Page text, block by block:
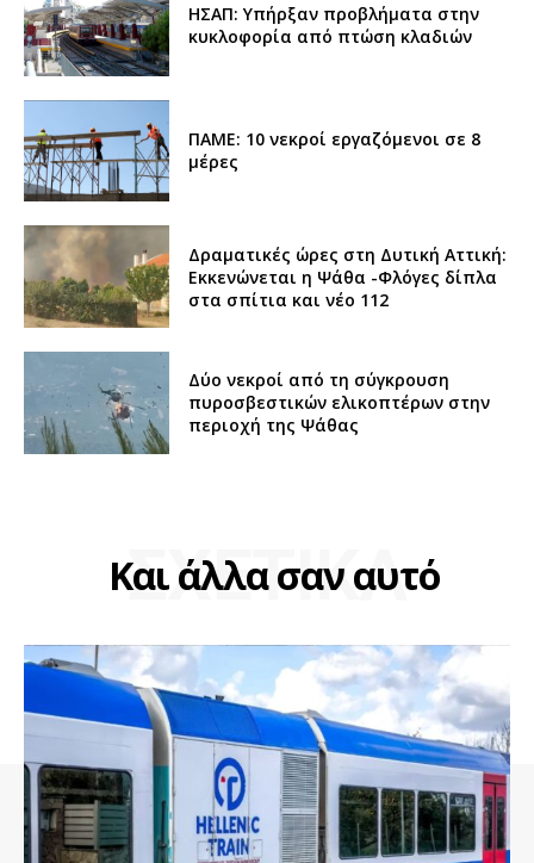
ΗΣΑΠ: Υπήρξαν προβλήματα στην
κυκλοφορία από πτώση κλαδιών
ΠΑΜΕ: 10 νεκροί εργαζόμενοι σε 8
μέρες
Δραματικές ώρες στη Δυτική Αττική:
Εκκενώνεται η Ψάθα -Φλόγες δίπλα
στα σπίτια και νέο 112
Δύο νεκροί από τη σύγκρουση
πυροσβεστικών ελικοπτέρων στην
περιοχή της Ψάθας
Και άλλα σαν αυτό
ΣΧΕΤΙΚΑ